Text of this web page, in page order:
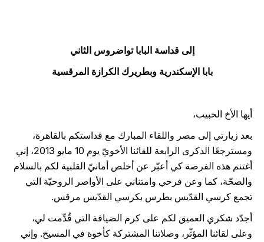
中文
إلى قداسة البابا تواضروس الثاني
بابا الإسكندرية وبطريرك الكرازة المرقسية
أيها الأخ الحبيب،
بعد زيارتي إلى مصر واللقاء المبارك مع قداستكم بالقاهرة،
ومسترجعًا الذكرى الرابعة للقائنا الأخويّ يوم 10 مايو 2013، إني
أغتنم هذه الفرصة كي أعبّر عن أخلص أمانيّ القلبية لكم بالسلام
والصحّة، كما وعن فرحي وامتناني على الأواصر الروحيّة التي
تجمع كرسي القدّيس بطرس بكرسي القدّيس مرقس.
أجدّد شكري العميق لكم على كرم الضيافة التي قُدِّمت لي،
وعلى لقائنا المؤثّر، وصلاتنا المشتركة كأخوة في المسيح. وإني